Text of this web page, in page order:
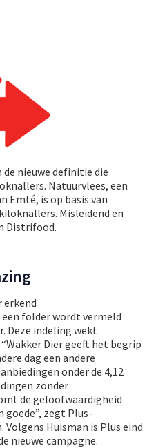
de nieuwe definitie die
Natuurvlees, een
Emté, is op basis van
Misleidend en
Distrifood.
erkend
folder wordt vermeld
Deze indeling wekt
Dier geeft het begrip
dag een andere
onder de 4,12
zonder
de geloofwaardigheid
zegt Plus-
Huisman is Plus eind
nieuwe campagne.